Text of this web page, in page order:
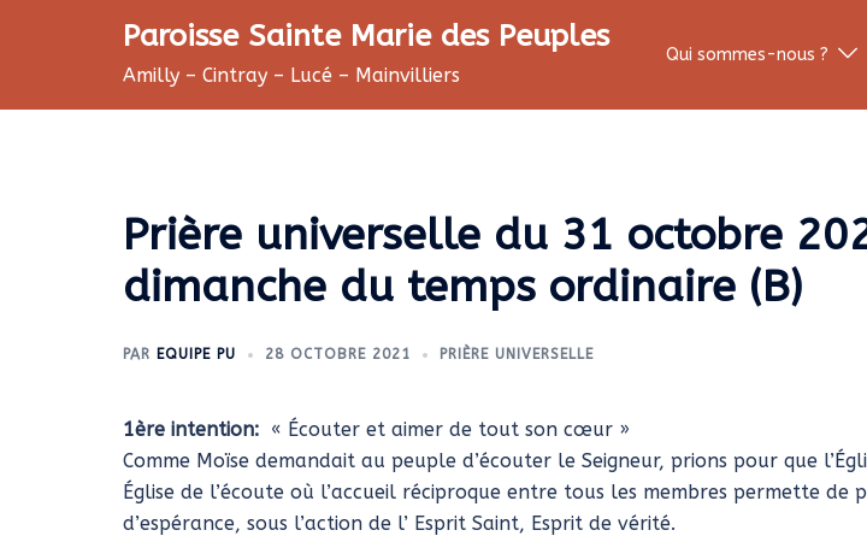
Paroisse Sainte Marie des Peuples
Amilly – Cintray – Lucé – Mainvilliers
Qui sommes-nous ?
Prière universelle du 31 octobre
dimanche du temps ordinaire (B)
PAR EQUIPE PU 28 OCTOBRE 2021 PRIÈRE UNIVERSELLE
1ère intention: « Écouter et aimer de tout son cœur »
Comme Moïse demandait au peuple d’écouter le Seigneur, prions pour que
Église de l’écoute où l’accueil réciproque entre tous les membres permette de
d’espérance, sous l’action de l’ Esprit Saint, Esprit de vérité.